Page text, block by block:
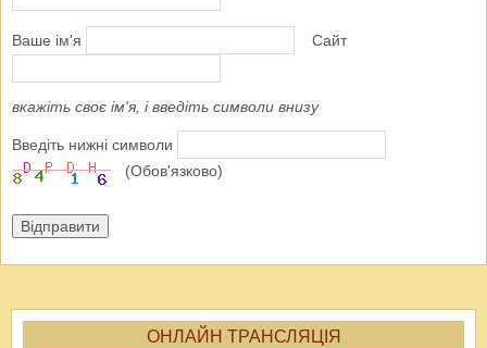
Ваше ім'я Сайт
вкажіть своє ім'я, і введіть символи внизу
Введіть нижні символи
(Обов'язково)
Відправити
ОНЛАЙН ТРАНСЛЯЦІЯ